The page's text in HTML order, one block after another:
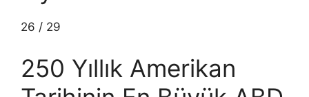
26 / 29
250 Yıllık Amerikan